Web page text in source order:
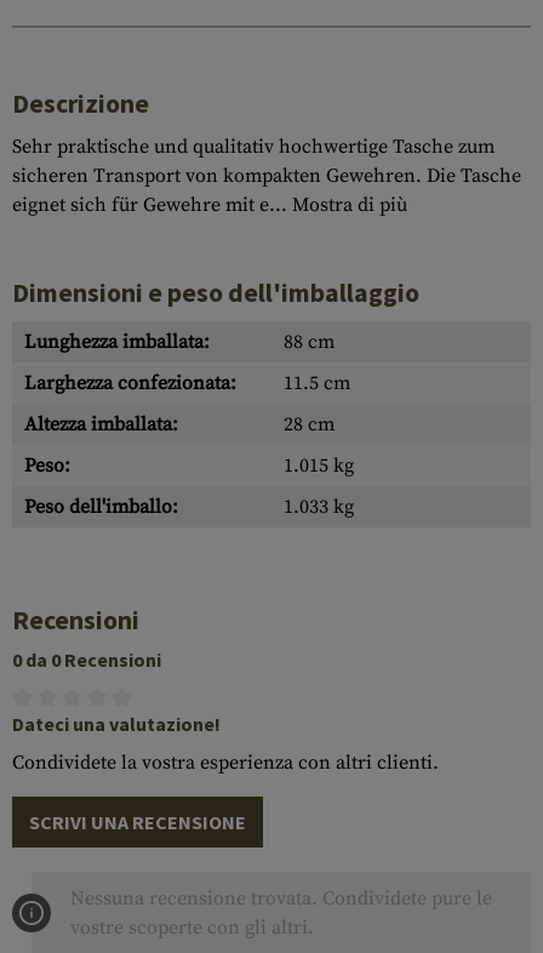
Descrizione
Sehr praktische und qualitativ hochwertige Tasche zum
sicheren Transport von kompakten Gewehren. Die Tasche
eignet sich für Gewehre mit e... Mostra di più
Dimensioni e peso dell'imballaggio
Lunghezza imballata:
88 cm
Larghezza confezionata:
11.5 cm
Altezza imballata:
28 cm
Peso:
1.015 kg
Peso dell'imballo:
1.033 kg
Recensioni
0 da 0 Recensioni
Dateci una valutazione!
Condividete la vostra esperienza con altri clienti.
SCRIVI UNA RECENSIONE
Nessuna recensione trovata. Condividete pure le
vostre scoperte con gli altri.